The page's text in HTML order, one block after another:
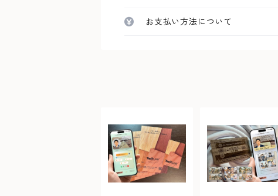
お支払い方法について